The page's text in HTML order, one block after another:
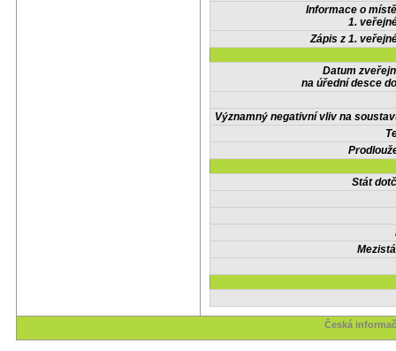
Informace o
1.
Zápis z 1.
Datum
na úřední desce
Významný negativní vliv na
Stát
Česká